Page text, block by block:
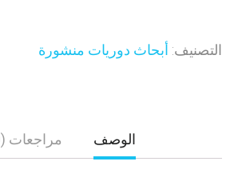
التصنيف: أبحاث دوريات منشورة
الوصف مراجعات (0)